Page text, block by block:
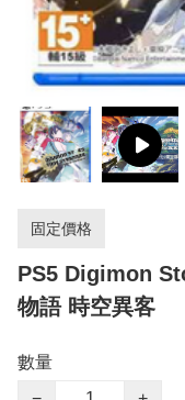
固定價格
PS5 Digimon
物語 時空異客
數量